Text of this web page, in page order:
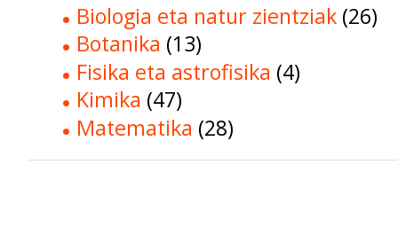
Biologia eta natur zientziak (26)
Botanika (13)
Fisika eta astrofisika (4)
Kimika (47)
Matematika (28)